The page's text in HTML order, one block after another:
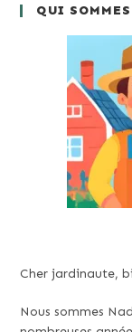
QUI
Cher jardinaute,
Nous sommes